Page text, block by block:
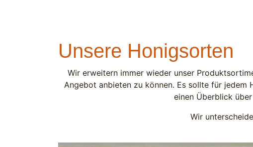
Unsere Honigsorten
Wir erweitern immer wieder unser
Angebot anbieten zu können. Es sollte für jedem
einen Überblick
Wir